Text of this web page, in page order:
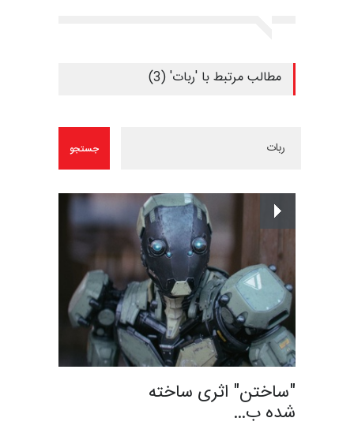
مطالب مرتبط با 'ربات' (3)
"ساختن" اثری ساخته
شده ب…